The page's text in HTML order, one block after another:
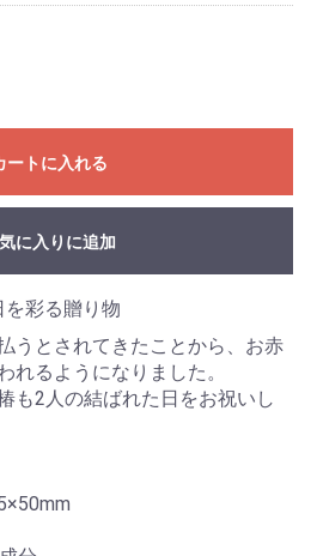
ートに入れる
に入りに追加
を彩る贈り物
うとされてきたことから、お赤
れるようになりました。
も2人の結ばれた日をお祝いし